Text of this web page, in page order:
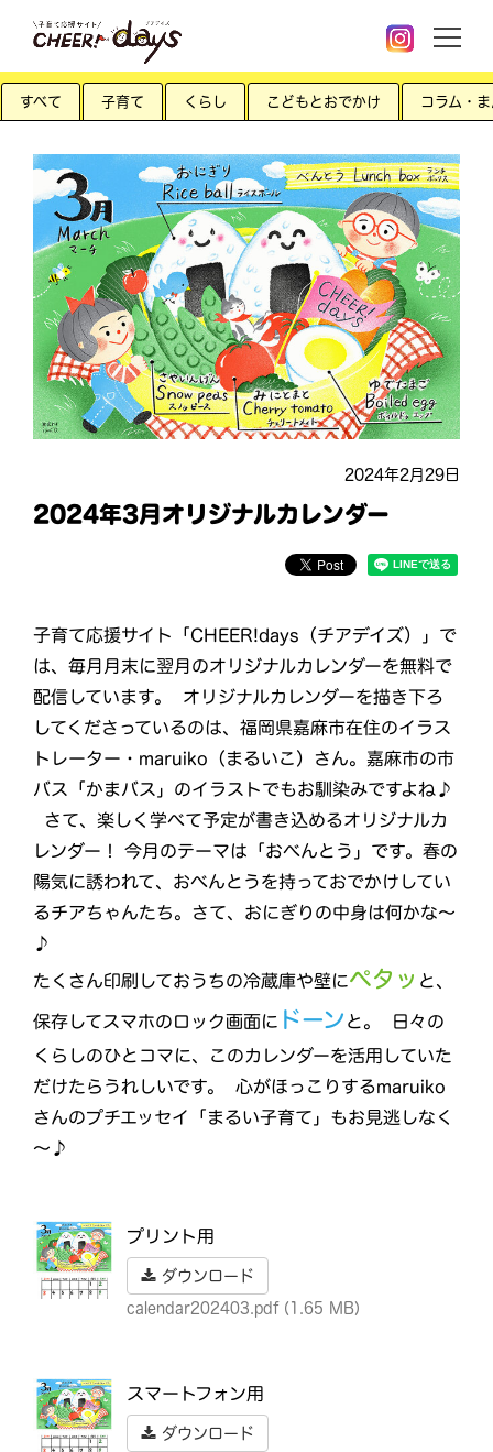
すべて 子育て くらし こどもとおでかけ コラム・
2024年2月29日
2024年3月オリジナルカレンダー
子育て応援サイト「CHEER!days（チアデイズ）」で
は、毎月月末に翌月のオリジナルカレンダーを無料で
配信しています。 オリジナルカレンダーを描き下ろ
してくださっているのは、福岡県嘉麻市在住のイラス
トレーター・maruiko（まるいこ）さん。嘉麻市の市
バス「かまバス」のイラストでもお馴染みですよね♪
さて、楽しく学べて予定が書き込めるオリジナルカ
レンダー！ 今月のテーマは「おべんとう」です。春の
陽気に誘われて、おべんとうを持っておでかけしてい
るチアちゃんたち。さて、おにぎりの中身は何かな〜
♪
たくさん印刷しておうちの冷蔵庫や壁にペタッ と、
保存してスマホのロック画面に ドーン と。 日々の
くらしのひとコマに、このカレンダーを活用していた
だけたらうれしいです。 心がほっこりするmaruiko
さんのプチエッセイ「まるい子育て」もお見逃しなく
～♪
プリント用
ダウンロード
calendar202403.pdf (1.65 MB)
スマートフォン用
ダウンロード